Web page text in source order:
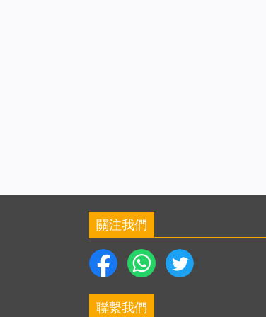
關注我們
聯繫我們